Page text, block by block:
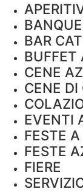
BAR
BUFFET
CENE
CENE DI
EVENTI
FESTE
FESTE
FIERE